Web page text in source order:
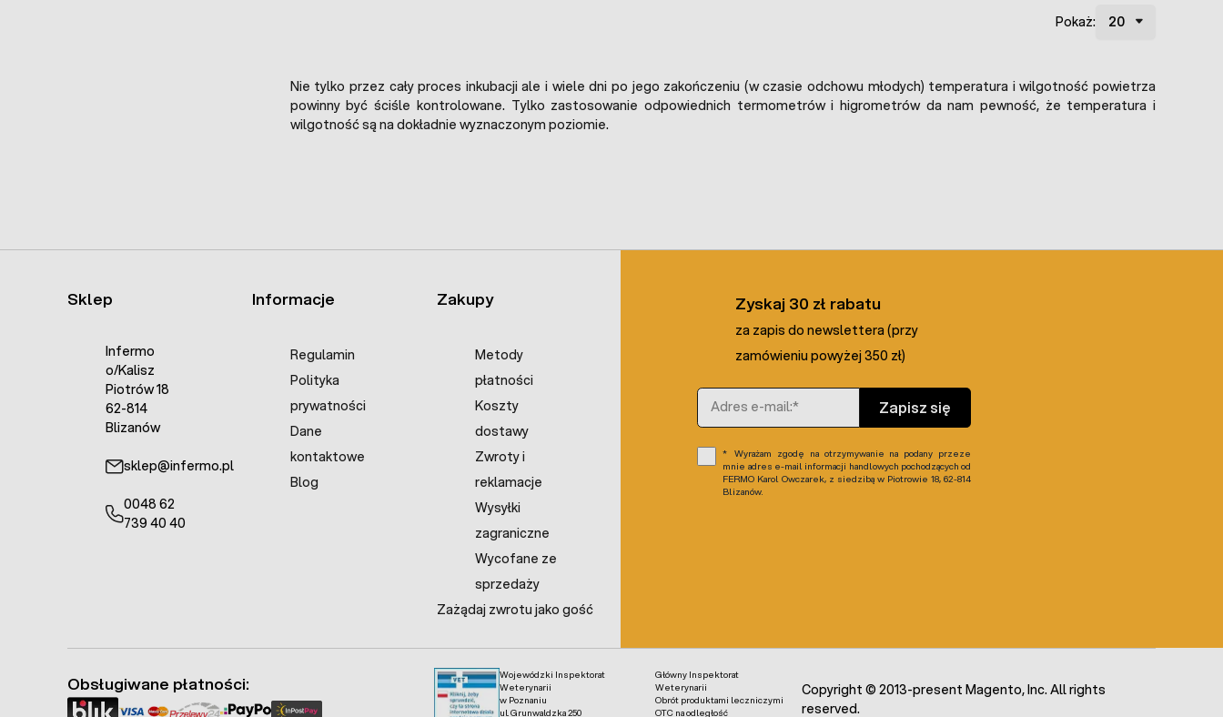
Pokaż:
Nie tylko przez cały proces inkubacji ale i wiele dni po jego zakończeniu (w czasie odchowu młodych) temperatura i wilgotność powietrza
powinny być ściśle kontrolowane. Tylko zastosowanie odpowiednich termometrów i higrometrów da nam pewność, że temperatura i
wilgotność są na dokładnie wyznaczonym poziomie.
Sklep
Infermo
o/Kalisz
Piotrów 18
62-814
Blizanów
sklep@infermo.pl
0048 62
739 40 40
Informacje
Regulamin
Polityka
prywatności
Dane
kontaktowe
Blog
Zakupy
Metody
płatności
Koszty
dostawy
Zwroty i
reklamacje
Wysyłki
zagraniczne
Wycofane ze
sprzedaży
Zażądaj zwrotu jako gość
Zyskaj 30 zł rabatu
za zapis do newslettera (przy
zamówieniu powyżej 350 zł)
Adres e-mail
Zapisz się
Wyrażam zgodę na otrzymywanie na podany przeze
mnie adres e-mail informacji handlowych pochodzących od
FERMO Karol Owczarek, z siedzibą w Piotrowie 18, 62-814
Blizanów.
Wojewódzki Inspektorat
Weterynarii
w Poznaniu
ul. Grunwaldzka 250
Główny Inspektorat
Weterynarii
Obrót produktami leczniczymi
OTC na odległość
Obsługiwane płatności:
Copyright © 2013-present Magento, Inc. All rights
reserved.